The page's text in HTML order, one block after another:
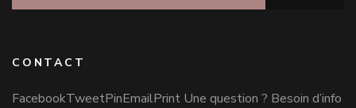
CONTACT
FacebookTweetPinEmailPrint Une question ? Besoin d’info